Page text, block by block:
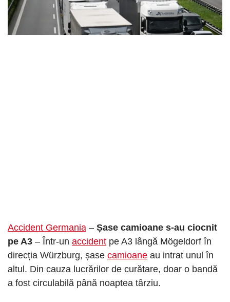
Accident Germania – Șase camioane s-au ciocnit
pe A3 – Într-un accident pe A3 lângă Mögeldorf în
direcția Würzburg, șase camioane au intrat unul în
altul. Din cauza lucrărilor de curățare, doar o bandă
a fost circulabilă până noaptea târziu.